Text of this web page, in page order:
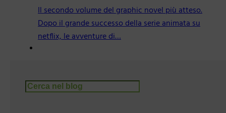
Il secondo volume del graphic novel più atteso.
Dopo il grande successo della serie animata su
netflix, le avventure di…
Cerca